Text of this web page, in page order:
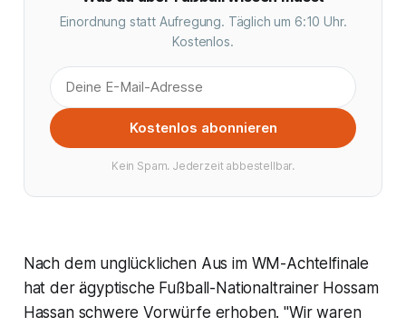
Einordnung statt Aufregung. Täglich um 6:10 Uhr.
Kostenlos.
Kostenlos abonnieren
Kein Spam. Jederzeit abbestellbar.
Nach dem unglücklichen Aus im WM-Achtelfinale
hat der ägyptische Fußball-Nationaltrainer Hossam
Hassan schwere Vorwürfe erhoben. "Wir waren